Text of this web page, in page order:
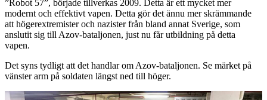
”Robot 57”, började tillverkas 2009. Detta är ett mycket mer
modernt och effektivt vapen. Detta gör det ännu mer skrämmande
att högerextremister och nazister från bland annat Sverige, som
anslutit sig till Azov-bataljonen, just nu får utbildning på detta
vapen.
Det syns tydligt att det handlar om Azov-bataljonen. Se märket på
vänster arm på soldaten längst ned till höger.